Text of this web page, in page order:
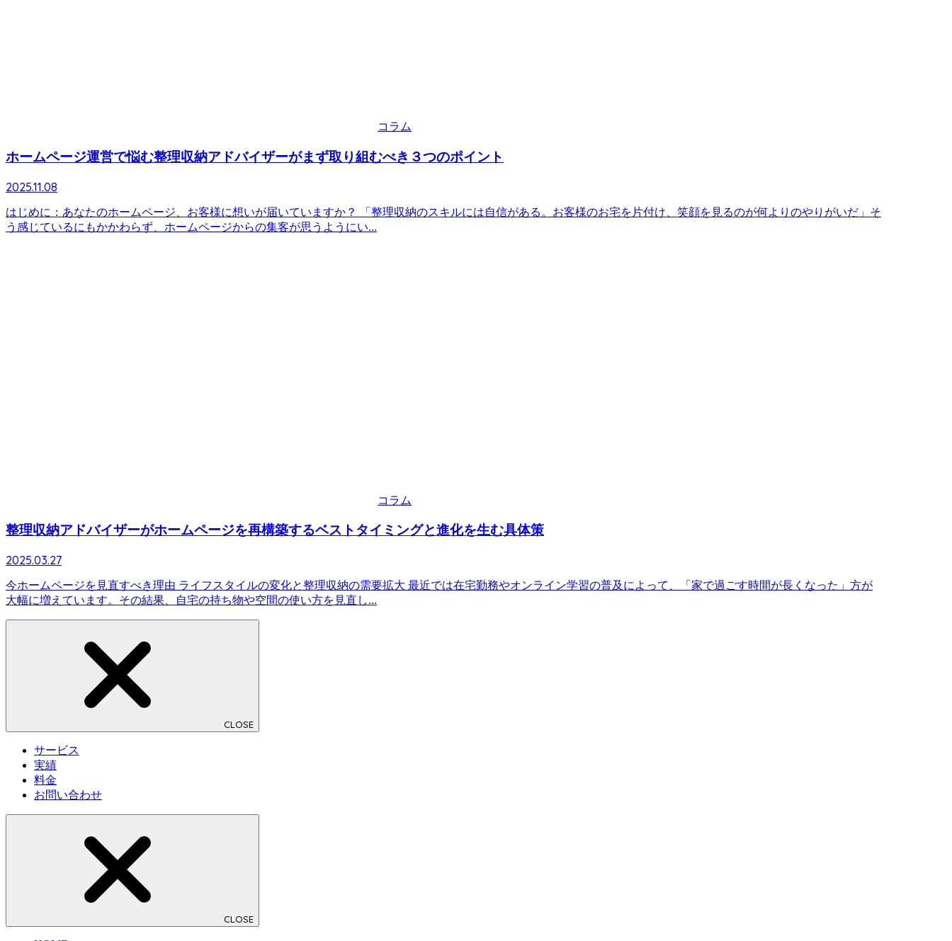
コラム
ホームページ運営で悩む整理収納アドバイザーがまず取り組むべき３つのポイント
2025.11.08
はじめに：あなたのホームページ、お客様に想いが届いていますか？ 「整理収納のスキルには自信がある。お客様のお宅を片付け、笑顔を見るのが何よりのやりがいだ」そ
う感じているにもかかわらず、ホームページからの集客が思うようにい...
コラム
整理収納アドバイザーがホームページを再構築するベストタイミングと進化を生む具体策
2025.03.27
今ホームページを見直すべき理由 ライフスタイルの変化と整理収納の需要拡大 最近では在宅勤務やオンライン学習の普及によって、「家で過ごす時間が長くなった」方が
大幅に増えています。その結果、自宅の持ち物や空間の使い方を見直し...
CLOSE
サービス
実績
料金
お問い合わせ
CLOSE